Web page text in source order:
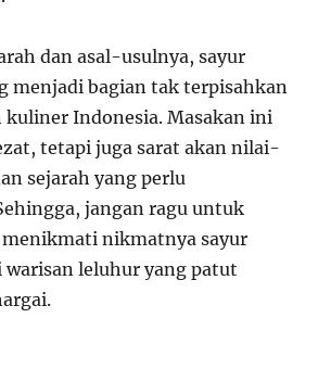
dan asal-usulnya, sayur
menjadi bagian tak terpisahkan
kuliner Indonesia. Masakan ini
tetapi juga sarat akan nilai-
sejarah yang perlu
jangan ragu untuk
menikmati nikmatnya sayur
warisan leluhur yang patut